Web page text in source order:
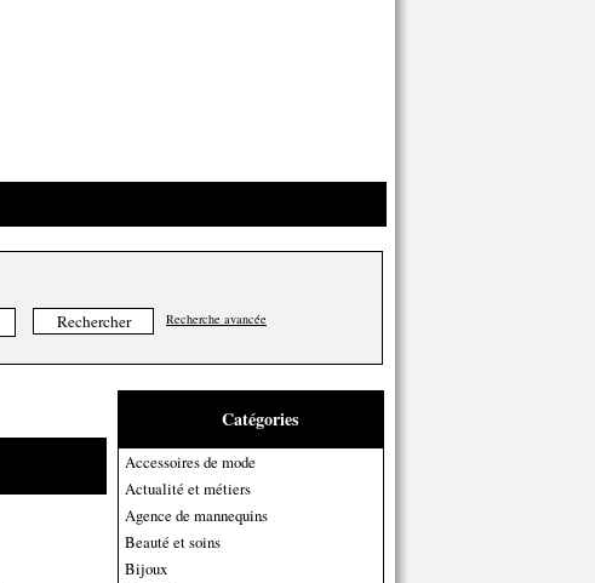
Recherche avancée
Catégories
Accessoires de mode
Actualité et métiers
Agence de mannequins
Beauté et soins
Bijoux